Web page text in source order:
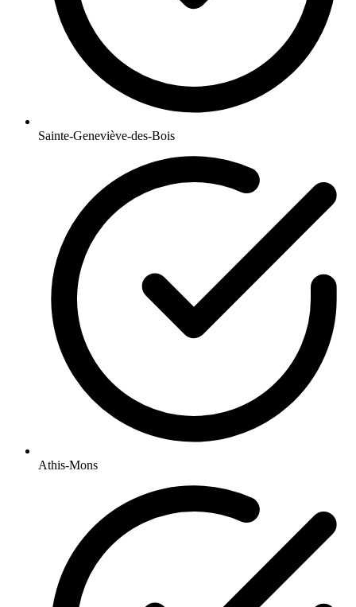
Sainte-Geneviève-des-Bois
Athis-Mons